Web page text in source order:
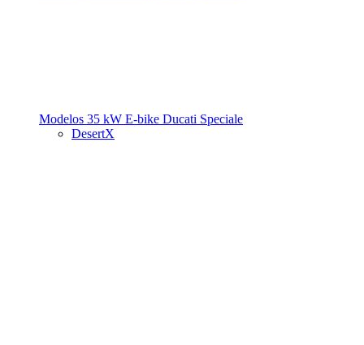
Modelos 35 kW E-bike Ducati Speciale
DesertX